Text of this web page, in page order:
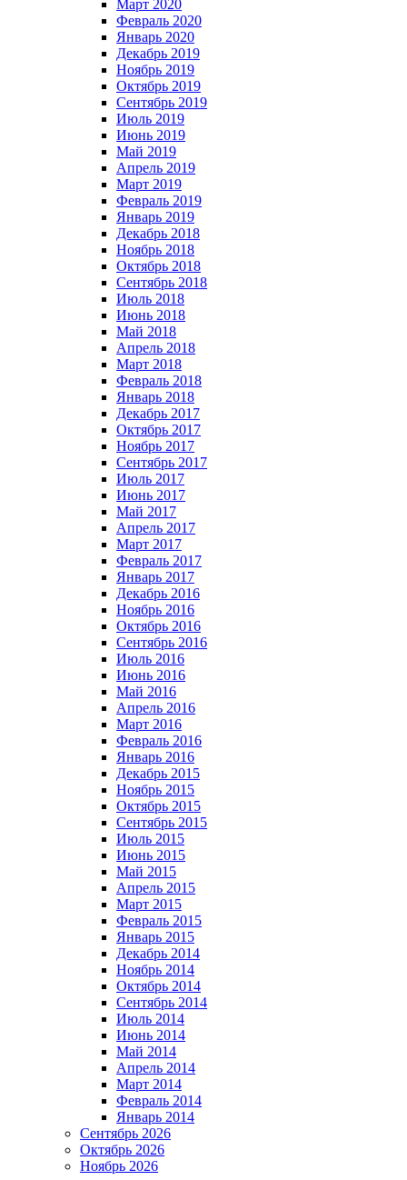
Март 2020
Февраль 2020
Январь 2020
Декабрь 2019
Ноябрь 2019
Октябрь 2019
Сентябрь 2019
Июль 2019
Июнь 2019
Май 2019
Апрель 2019
Март 2019
Февраль 2019
Январь 2019
Декабрь 2018
Ноябрь 2018
Октябрь 2018
Сентябрь 2018
Июль 2018
Июнь 2018
Май 2018
Апрель 2018
Март 2018
Февраль 2018
Январь 2018
Декабрь 2017
Октябрь 2017
Ноябрь 2017
Сентябрь 2017
Июль 2017
Июнь 2017
Май 2017
Апрель 2017
Март 2017
Февраль 2017
Январь 2017
Декабрь 2016
Ноябрь 2016
Октябрь 2016
Сентябрь 2016
Июль 2016
Июнь 2016
Май 2016
Апрель 2016
Март 2016
Февраль 2016
Январь 2016
Декабрь 2015
Ноябрь 2015
Октябрь 2015
Сентябрь 2015
Июль 2015
Июнь 2015
Май 2015
Апрель 2015
Март 2015
Февраль 2015
Январь 2015
Декабрь 2014
Ноябрь 2014
Октябрь 2014
Сентябрь 2014
Июль 2014
Июнь 2014
Май 2014
Апрель 2014
Март 2014
Февраль 2014
Январь 2014
Сентябрь 2026
Октябрь 2026
Ноябрь 2026